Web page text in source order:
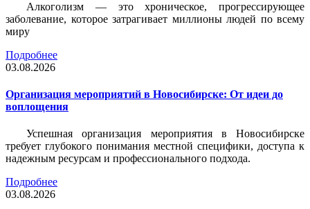
Алкоголизм — это хроническое, прогрессирующее
заболевание, которое затрагивает миллионы людей по всему
миру
Подробнее
03.08.2026
Организация мероприятий в Новосибирске: От идеи до
воплощения
Успешная организация мероприятия в Новосибирске
требует глубокого понимания местной специфики, доступа к
надежным ресурсам и профессионального подхода.
Подробнее
03.08.2026